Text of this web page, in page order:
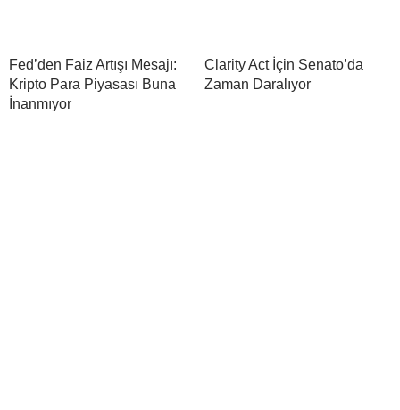
Fed’den Faiz Artışı Mesajı:
Kripto Para Piyasası Buna
İnanmıyor
Clarity Act İçin Senato’da
Zaman Daralıyor